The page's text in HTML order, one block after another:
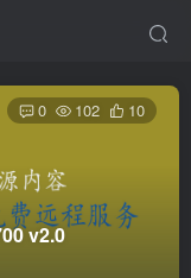
v2.0
0 102 10